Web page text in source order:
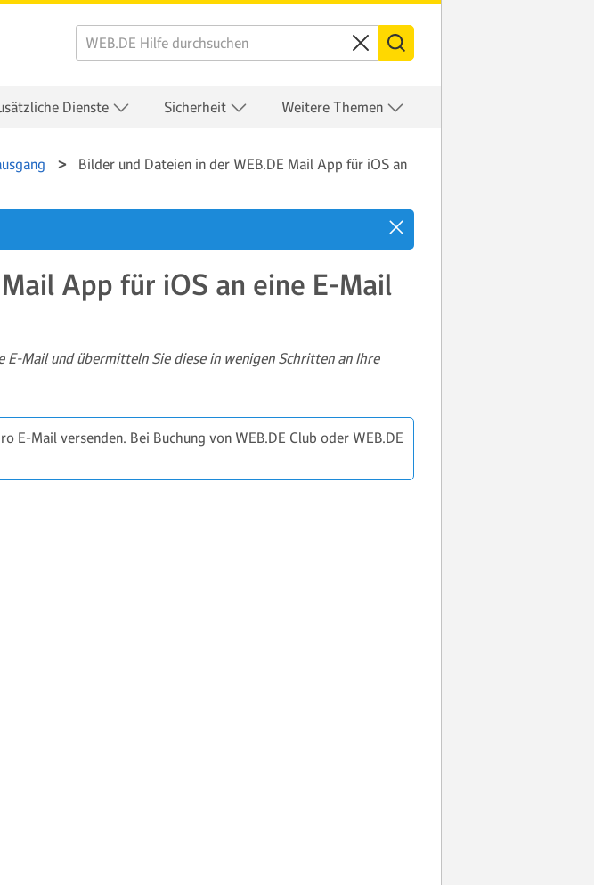
Dienste Sicherheit Weitere Themen
Bilder und Dateien in der WEB.DE Mail App für iOS an
App für iOS an eine E-Mail
Mail und übermitteln Sie diese in wenigen Schritten an Ihre
E-Mail versenden. Bei Buchung von WEB.DE Club oder WEB.DE